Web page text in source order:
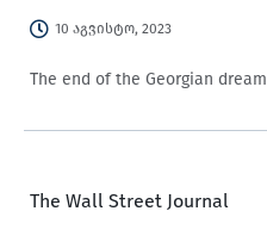
10 აგვისტო, 2023
The end of the Georgian dream
The Wall Street Journal